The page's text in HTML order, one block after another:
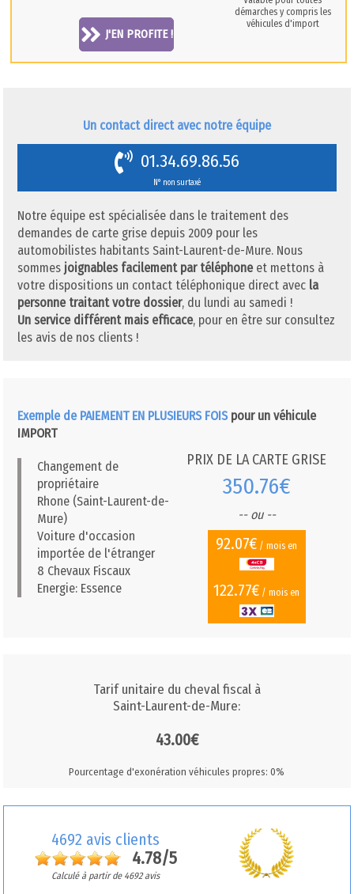
J'EN PROFITE !
démarches y compris les
véhicules d'import
Un contact direct avec notre équipe
01.34.69.86.56
N° non surtaxé
Notre équipe est spécialisée dans le traitement des
demandes de carte grise depuis 2009 pour les
automobilistes habitants Saint-Laurent-de-Mure. Nous
sommes joignables facilement par téléphone et mettons à
votre dispositions un contact téléphonique direct avec la
personne traitant votre dossier, du lundi au samedi !
Un service différent mais efficace, pour en être sur consultez
les avis de nos clients !
Exemple de PAIEMENT EN PLUSIEURS FOIS pour un véhicule
IMPORT
Changement de
propriétaire
Rhone (Saint-Laurent-de-
Mure)
Voiture d'occasion
importée de l'étranger
8 Chevaux Fiscaux
Energie: Essence
PRIX DE LA CARTE GRISE
350.76€
-- ou --
92.07€ / mois en
122.77€ / mois en
Tarif unitaire du cheval fiscal à
Saint-Laurent-de-Mure:
43.00€
Pourcentage d'exonération véhicules propres: 0%
4692 avis clients
4.78/5
Calculé à partir de 4692 avis